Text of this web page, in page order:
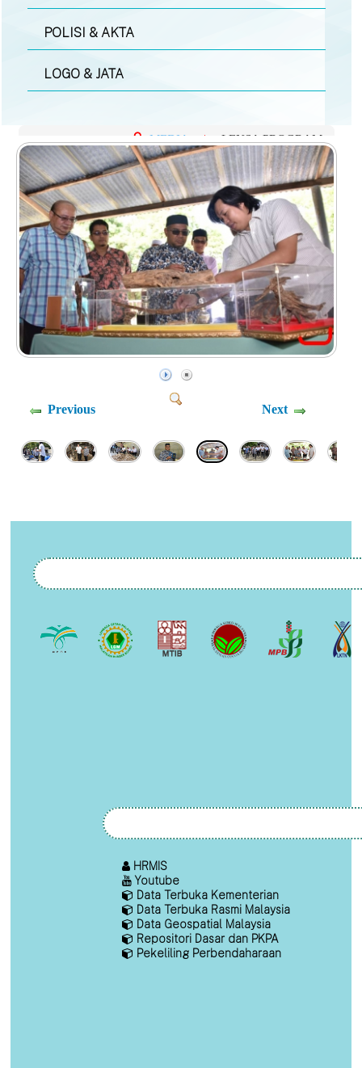
POLISI & AKTA
LOGO & JATA
MEDIA | LENSA PROGRAM
Previous Next
HRMIS
Youtube
Data Terbuka Kementerian
Data Terbuka Rasmi Malaysia
Data Geospatial Malaysia
Repositori Dasar dan PKPA
Pekeliling Perbendaharaan